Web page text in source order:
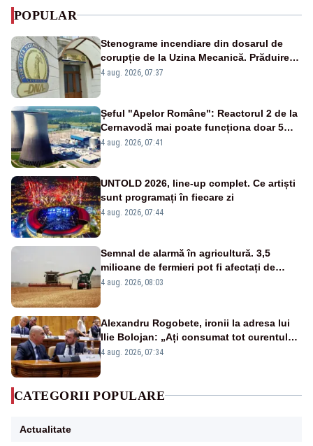
POPULAR
Stenograme incendiare din dosarul de
corupție de la Uzina Mecanică. Prăduirea
banilor din programul SAFE, interceptată
4 aug. 2026, 07:37
Șeful "Apelor Române": Reactorul 2 de la
Cernavodă mai poate funcționa doar 5
zile
4 aug. 2026, 07:41
UNTOLD 2026, line-up complet. Ce artiști
sunt programați în fiecare zi
4 aug. 2026, 07:44
Semnal de alarmă în agricultură. 3,5
milioane de fermieri pot fi afectați de
strategia pentru conservarea
4 aug. 2026, 08:03
Alexandru Rogobete, ironii la adresa lui
Ilie Bolojan: „Ați consumat tot curentul
urmărind șobolani imaginari”
4 aug. 2026, 07:34
CATEGORII POPULARE
Actualitate